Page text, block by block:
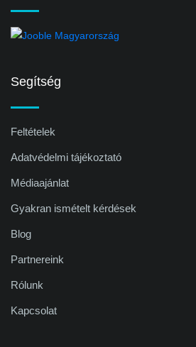
Segítség
Feltételek
Adatvédelmi tájékoztató
Médiaajánlat
Gyakran ismételt kérdések
Blog
Partnereink
Rólunk
Kapcsolat